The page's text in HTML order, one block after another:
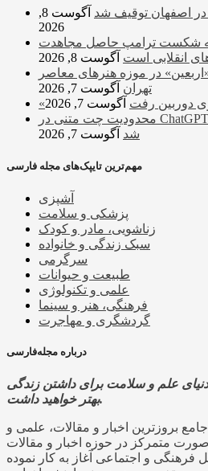
آگوست 8,
2026
به شکست ترامپ حاصل مجاهدت
انقلابی است آگوست 8, 2026
در موزه هنرهای معاصر
تهران آگوست 7, 2026
دوربین رفت آگوست 7, 2026
محدودیت چت متنی در ChatGPT برای کاربران رایگان حذف
شد آگوست 7, 2026
مهم‌ترین تایپک‌های مجله فارسی
آشپزی
پزشکی و سلامت
زناشویی، مادر و کودک
سبک زندگی و خانواده
سرگرمی
طبیعت و حیوانات
علمی و تکنولوژی
فرهنگی، هنر و سینما
گردشگری و مهاجرت
درباره مجله‌فارسی
علم و سلامت برای داشتن زندگی
بهتر خواهید داشت.
بروزترین اخبار و مقالات، علمی و
از سال ۱۳۹۵ به صورت متمرکز در حوزه اخبار و مقالات
فرهنگی و اجتماعی آغاز به کار نموده